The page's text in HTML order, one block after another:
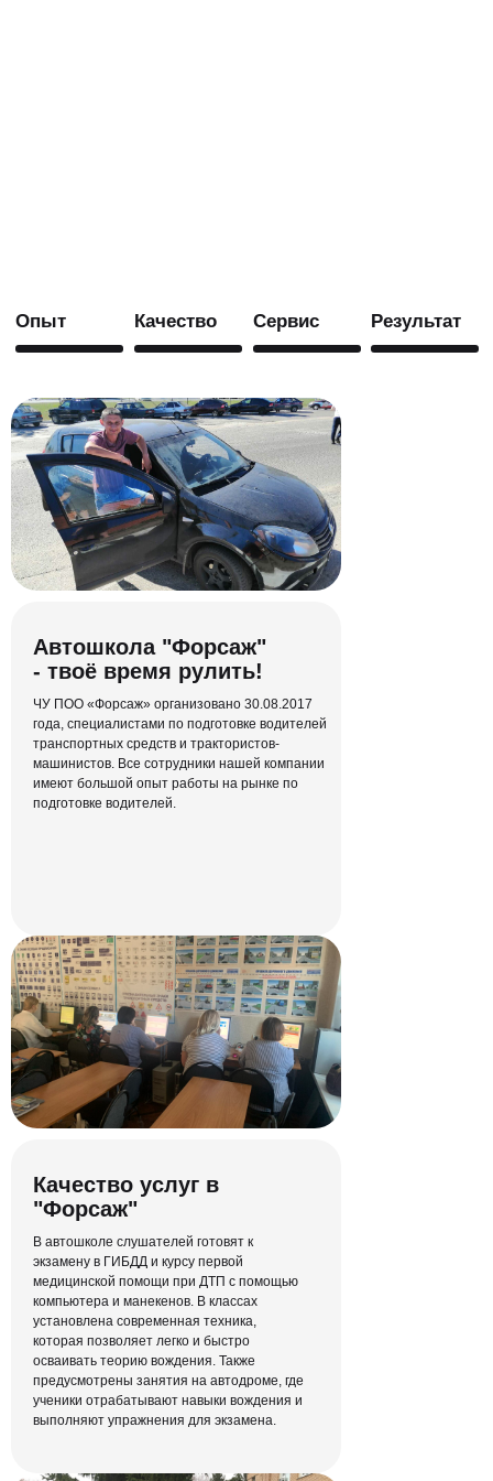
Автошкола "Форсаж"
- твоё время рулить!
ЧУ ПОО «Форсаж» организовано 30.08.2017
года, специалистами по подготовке водителей
транспортных средств и трактористов-
машинистов. Все сотрудники нашей компании
имеют большой опыт работы на рынке по
подготовке водителей.
Качество услуг в
"Форсаж"
В автошколе слушателей готовят к
экзамену в ГИБДД и курсу первой
медицинской помощи при ДТП с помощью
компьютера и манекенов. В классах
установлена современная техника,
которая позволяет легко и быстро
осваивать теорию вождения. Также
предусмотрены занятия на автодроме, где
ученики отрабатывают навыки вождения и
выполняют упражнения для экзамена.
неудобных бумажных материалов —
объясняем человеческим языком
ПДД в режиме онлайн